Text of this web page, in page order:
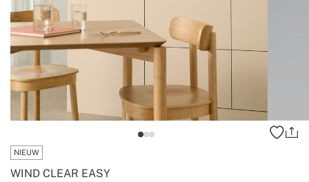
NIEUW
WIND CLEAR EASY